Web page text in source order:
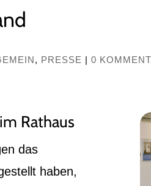
, PRESSE |0
Rathaus
das
haben,